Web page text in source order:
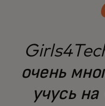
очень
учусь